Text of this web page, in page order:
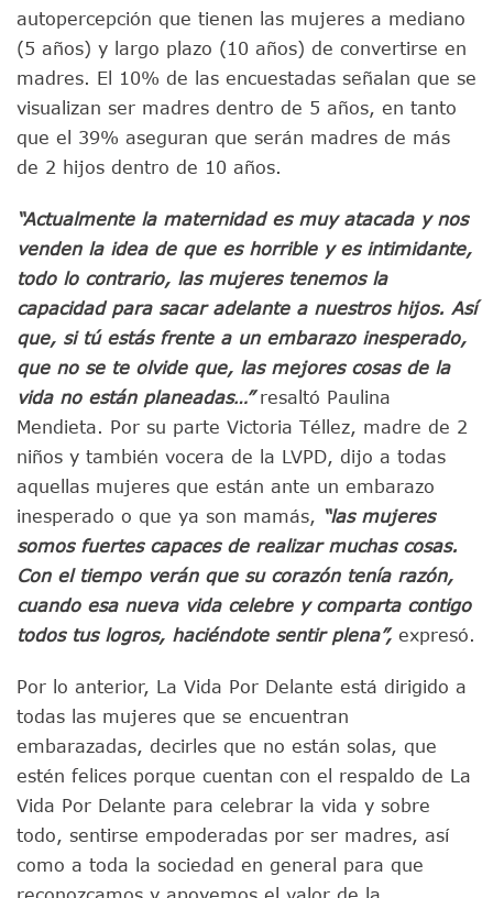
autopercepción que tienen las mujeres a mediano
(5 años) y largo plazo (10 años) de convertirse en
madres. El 10% de las encuestadas señalan que se
visualizan ser madres dentro de 5 años, en tanto
que el 39% aseguran que serán madres de más
de 2 hijos dentro de 10 años.
“Actualmente la maternidad es muy atacada y nos
venden la idea de que es horrible y es intimidante,
todo lo contrario, las mujeres tenemos la
capacidad para sacar adelante a nuestros hijos. Así
que, si tú estás frente a un embarazo inesperado,
que no se te olvide que, las mejores cosas de la
vida no están planeadas…”resaltó Paulina
Mendieta. Por su parte Victoria Téllez, madre de 2
niños y también vocera de la LVPD, dijo a todas
aquellas mujeres que están ante un embarazo
inesperado o que ya son mamás,
“las mujeres
somos fuertes capaces de realizar muchas cosas.
Con el tiempo verán que su corazón tenía razón,
cuando esa nueva vida celebre y comparta contigo
todos tus logros, haciéndote sentir plena”, expresó.
Por lo anterior, La Vida Por Delante está dirigido a
todas las mujeres que se encuentran
embarazadas, decirles que no están solas, que
estén felices porque cuentan con el respaldo de La
Vida Por Delante para celebrar la vida y sobre
todo, sentirse empoderadas por ser madres, así
como a toda la sociedad en general para que
reconozcamos y apoyemos el valor de la